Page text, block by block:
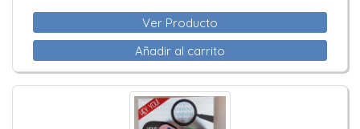
Ver Producto
Añadir al carrito